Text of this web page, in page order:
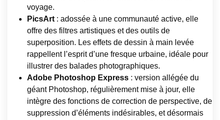
voyage.
PicsArt : adossée à une communauté active, elle
offre des filtres artistiques et des outils de
superposition. Les effets de dessin à main levée
rappellent l’esprit d’une fresque urbaine, idéale pour
illustrer des balades photographiques.
Adobe Photoshop Express : version allégée du
géant Photoshop, régulièrement mise à jour, elle
intègre des fonctions de correction de perspective, de
suppression d’éléments indésirables, et désormais